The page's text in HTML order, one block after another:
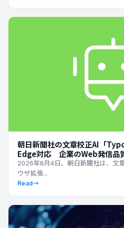
朝日新聞社の文章校正AI「
Edge対応 企業のWeb発信品
2026年8月4日、朝日新聞社は、文
ウザ拡張...
Read→